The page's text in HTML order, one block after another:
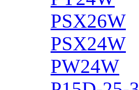
PSX26W
PSX24W
PW24W